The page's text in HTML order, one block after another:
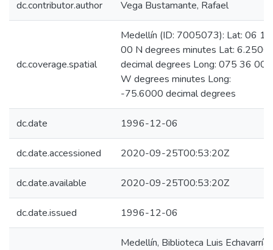
dc.contributor.author Vega Bustamante, Rafael
dc.coverage.spatial
Medellín (ID: 7005073): Lat: 06 15
00 N degrees minutes Lat: 6.2500
decimal degrees Long: 075 36 00
W degrees minutes Long:
-75.6000 decimal degrees
dc.date 1996-12-06
dc.date.accessioned 2020-09-25T00:53:20Z
dc.date.available 2020-09-25T00:53:20Z
dc.date.issued 1996-12-06
Medellín, Biblioteca Luis Echavarría